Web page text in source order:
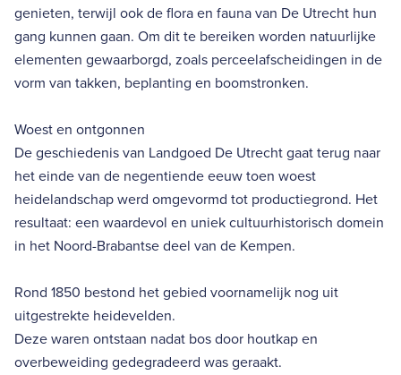
genieten, terwijl ook de flora en fauna van De Utrecht hun
gang kunnen gaan. Om dit te bereiken worden natuurlijke
elementen gewaarborgd, zoals perceelafscheidingen in de
vorm van takken, beplanting en boomstronken.
Woest en ontgonnen
De geschiedenis van Landgoed De Utrecht gaat terug naar
het einde van de negentiende eeuw toen woest
heidelandschap werd omgevormd tot productiegrond. Het
resultaat: een waardevol en uniek cultuurhistorisch domein
in het Noord-Brabantse deel van de Kempen.
Rond 1850 bestond het gebied voornamelijk nog uit
uitgestrekte heidevelden.
Deze waren ontstaan nadat bos door houtkap en
overbeweiding gedegradeerd was geraakt.